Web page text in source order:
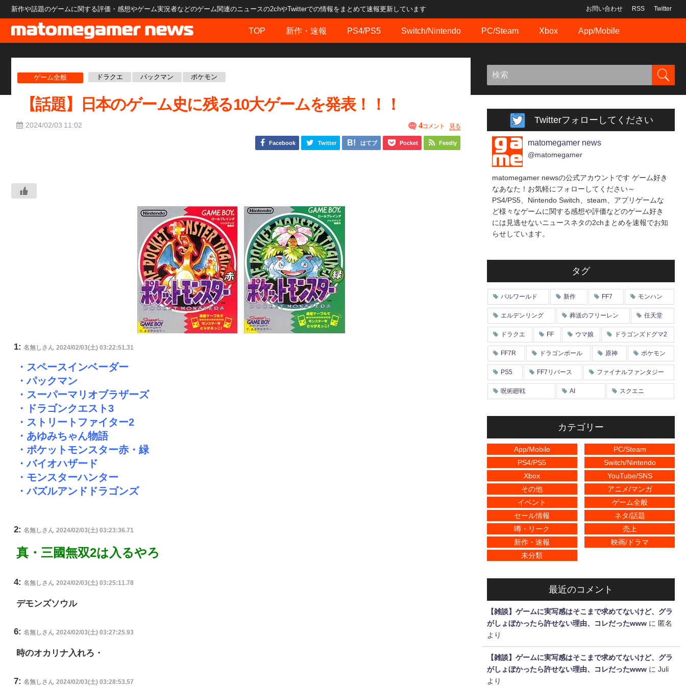
新作や話題のゲームに関する評価・感想やゲーム実況者などのゲーム関連のニュースの2chやTwitterでの情報をまとめて速報更新しています お問い合わせ RSS Twitter
TOP 新作・速報 PS4/PS5 Switch/Nintendo PC/Steam Xbox App/Mobile
ゲーム全般 ドラクエ パックマン ポケモン
【話題】日本のゲーム史に残る10大ゲームを発表！！！
2024/02/03 11:02 4コメント 見る
Facebook Twitter はてブ Pocket Feedly
1: 名無しさん 2024/02/03(土) 03:22:51.31
・スペースインベーダー
・パックマン
・スーパーマリオブラザーズ
・ドラゴンクエスト3
・ストリートファイター2
・あゆみちゃん物語
・ポケットモンスター赤・緑
・バイオハザード
・モンスターハンター
・パズルアンドドラゴンズ
2: 名無しさん 2024/02/03(土) 03:23:36.71
真・三國無双2は入るやろ
4: 名無しさん 2024/02/03(土) 03:25:11.78
デモンズソウル
6: 名無しさん 2024/02/03(土) 03:27:25.93
時のオカリナ入れろ・
7: 名無しさん 2024/02/03(土) 03:28:53.57
Twitterフォローしてください
matomegamer news
@matomegamer
matomegamer newsの公式アカウントです ゲーム好き
なあなた！お気軽にフォローしてください～
PS4/PS5、Nintendo Switch、steam、アプリゲームな
ど様々なゲームに関する感想や評価などのゲーム好き
には見逃せないニュースネタの2chまとめを速報でお知
らせしています。
タグ
パルワールド 新作 FF7 モンハン
エルデンリング 葬送のフリーレン 任天堂
ドラクエ FF ウマ娘 ドラゴンズドグマ2
FF7R ドラゴンボール 原神 ポケモン
PS5 FF7リバース ファイナルファンタジー
呪術廻戦 AI スクエニ
カテゴリー
App/Mobile
PC/Steam
PS4/PS5
Switch/Nintendo
Xbox
YouTube/SNS
その他
アニメ/マンガ
イベント
ゲーム全般
セール情報
ネタ/話題
噂・リーク
売上
新作・速報
映画/ドラマ
未分類
最近のコメント
【雑談】ゲームに実写感はそこまで求めてないけど、グラ
がしょぼかったら許せない理由、コレだったwww に 匿名
より
【雑談】ゲームに実写感はそこまで求めてないけど、グラ
がしょぼかったら許せない理由、コレだったwww に Juli
より